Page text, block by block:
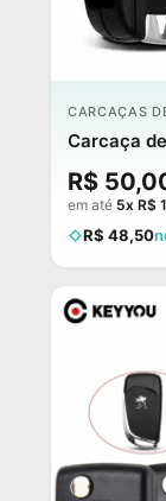
CARCAÇAS
Carcaça
R$
em até 5x R$
R$ 48,50